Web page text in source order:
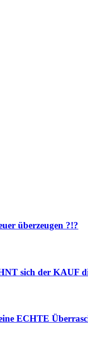
überzeugen ?!?
sich der KAUF
ECHTE